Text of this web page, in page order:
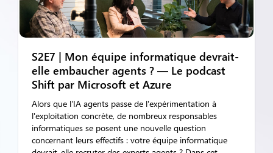
S2E7 | Mon équipe informatique devrait-
elle embaucher agents ? — Le podcast
Shift par Microsoft et Azure
Alors que l'IA agents passe de l'expérimentation à
l'exploitation concrète, de nombreux responsables
informatiques se posent une nouvelle question
concernant leurs effectifs : votre équipe informatique